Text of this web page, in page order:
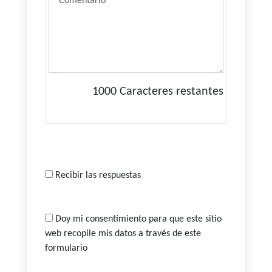
1000 Caracteres restantes
Recibir las respuestas
Doy mi consentimiento para que este sitio
web recopile mis datos a través de este
formulario